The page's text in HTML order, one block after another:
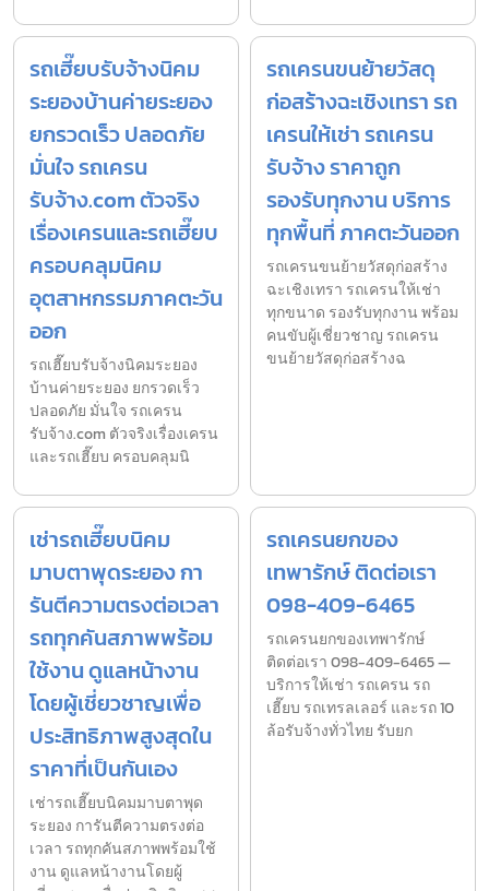
รถเฮี๊ยบรับจ้างนิคม
ระยองบ้านค่ายระยอง
ยกรวดเร็ว ปลอดภัย
มั่นใจ รถเครน
รับจ้าง.com ตัวจริง
เรื่องเครนและรถเฮี๊ยบ
ครอบคลุมนิคม
อุตสาหกรรมภาคตะวัน
ออก
รถเฮี๊ยบรับจ้างนิคมระยอง
บ้านค่ายระยอง ยกรวดเร็ว
ปลอดภัย มั่นใจ รถเครน
รับจ้าง.com ตัวจริงเรื่องเครน
และรถเฮี๊ยบ ครอบคลุมนิ
รถเครนขนย้ายวัสดุ
ก่อสร้างฉะเชิงเทรา รถ
เครนให้เช่า รถเครน
รับจ้าง ราคาถูก
รองรับทุกงาน บริการ
ทุกพื้นที่ ภาคตะวันออก
รถเครนขนย้ายวัสดุก่อสร้าง
ฉะเชิงเทรา รถเครนให้เช่า
ทุกขนาด รองรับทุกงาน พร้อม
คนขับผู้เชี่ยวชาญ รถเครน
ขนย้ายวัสดุก่อสร้างฉ
เช่ารถเฮี๊ยบนิคม
มาบตาพุดระยอง กา
รันตีความตรงต่อเวลา
รถทุกคันสภาพพร้อม
ใช้งาน ดูแลหน้างาน
โดยผู้เชี่ยวชาญเพื่อ
ประสิทธิภาพสูงสุดใน
ราคาที่เป็นกันเอง
เช่ารถเฮี๊ยบนิคมมาบตาพุด
ระยอง การันตีความตรงต่อ
เวลา รถทุกคันสภาพพร้อมใช้
งาน ดูแลหน้างานโดยผู้
รถเครนยกของ
เทพารักษ์ ติดต่อเรา
098-409-6465
รถเครนยกของเทพารักษ์
ติดต่อเรา 098-409-6465 —
บริการให้เช่า รถเครน รถ
เฮี๊ยบ รถเทรลเลอร์ และรถ 10
ล้อรับจ้างทั่วไทย รับยก